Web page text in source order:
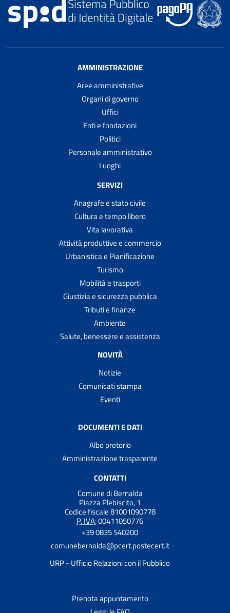
AMMINISTRAZIONE
Aree amministrative
Organi di governo
Uffici
Enti e fondazioni
Politici
Personale amministrativo
Luoghi
SERVIZI
Anagrafe e stato civile
Cultura e tempo libero
Vita lavorativa
Attività produttive e commercio
Urbanistica e Pianificazione
Turismo
Mobilità e trasporti
Giustizia e sicurezza pubblica
Tributi e finanze
Ambiente
Salute, benessere e assistenza
NOVITÀ
Notizie
Comunicati stampa
Eventi
DOCUMENTI E DATI
Albo pretorio
Amministrazione trasparente
CONTATTI
Comune di Bernalda
Piazza Plebiscito, 1
Codice fiscale 81001090778
P. IVA:00411050776
+39 0835 540200
comunebernalda@pcert.postecert.it
URP - Ufficio Relazioni con il Pubblico
Prenota appuntamento